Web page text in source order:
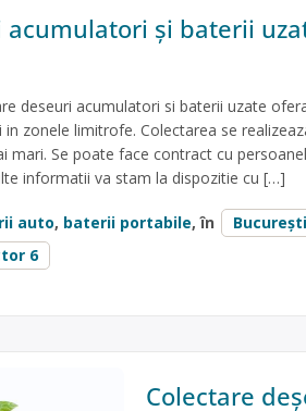
acumulatori și baterii
deseuri acumulatori si baterii uzate
zonele limitrofe. Colectarea se
mari. Se poate face contract cu
informatii va stam la dispozitie cu […]
auto, baterii portabile, în
București
6
Colectare